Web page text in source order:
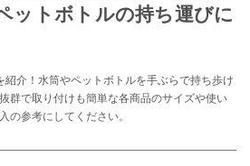
ットボトルの持ち運びに
紹介！水筒やペットボトルを手ぶらで持ち歩け
群で取り付けも簡単な各商品のサイズや使い
の参考にしてください。